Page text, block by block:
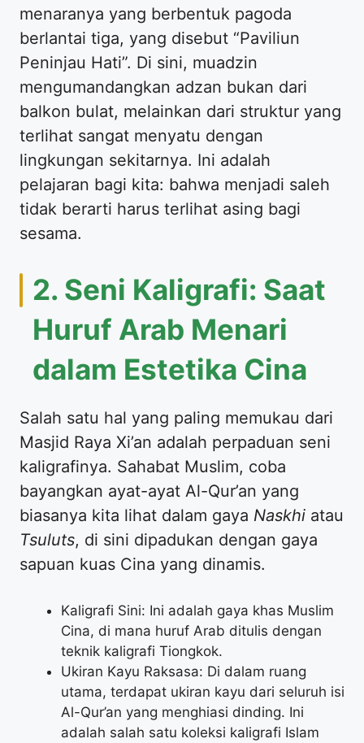
menaranya yang berbentuk pagoda
berlantai tiga, yang disebut “Paviliun
Peninjau Hati”. Di sini, muadzin
mengumandangkan adzan bukan dari
balkon bulat, melainkan dari struktur yang
terlihat sangat menyatu dengan
lingkungan sekitarnya. Ini adalah
pelajaran bagi kita: bahwa menjadi saleh
tidak berarti harus terlihat asing bagi
sesama.
2. Seni Kaligrafi: Saat
Huruf Arab Menari
dalam Estetika Cina
Salah satu hal yang paling memukau dari
Masjid Raya Xi’an adalah perpaduan seni
kaligrafinya. Sahabat Muslim, coba
bayangkan ayat-ayat Al-Qur’an yang
biasanya kita lihat dalam gaya Naskhi atau
Tsuluts, di sini dipadukan dengan gaya
sapuan kuas Cina yang dinamis.
Kaligrafi Sini: Ini adalah gaya khas Muslim
Cina, di mana huruf Arab ditulis dengan
teknik kaligrafi Tiongkok.
Ukiran Kayu Raksasa: Di dalam ruang
utama, terdapat ukiran kayu dari seluruh isi
Al-Qur’an yang menghiasi dinding. Ini
adalah salah satu koleksi kaligrafi Islam